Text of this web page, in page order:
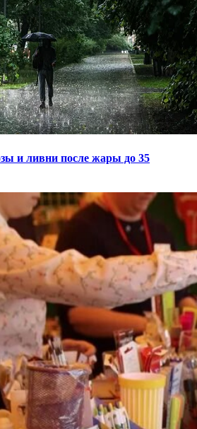
и ливни после жары до 35